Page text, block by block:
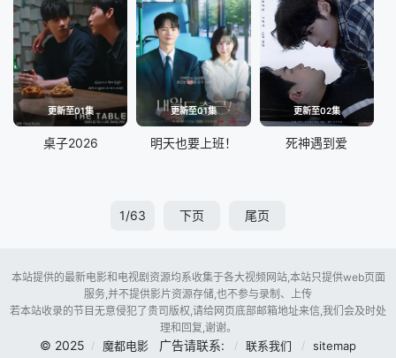
更新至01集
桌子2026
更新至01集
明天也要上班！
更新至02集
死神遇到爱
1/63 下页 尾页
本站提供的最新电影和电视剧资源均系收集于各大视频网站,本站只提供web页面
服务,并不提供影片资源存储,也不参与录制、上传
若本站收录的节目无意侵犯了贵司版权,请给网页底部邮箱地址来信,我们会及时处
理和回复,谢谢。
© 2025 魔都电影 广告请联系: 联系我们 sitemap